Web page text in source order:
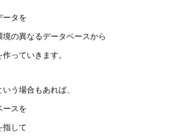
ータを
の異なるデータベースから
っていきます。
う場合もあれば、
ースを
指して